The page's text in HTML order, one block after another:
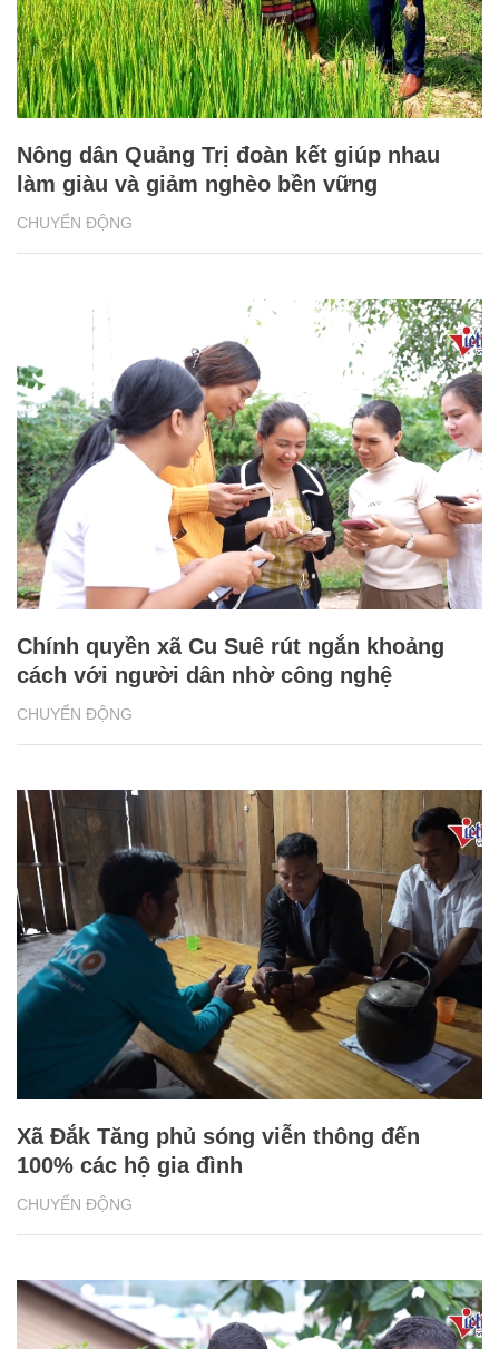
CHUYỂN ĐỘNG
Nông dân Quảng Trị đoàn kết giúp nhau
làm giàu và giảm nghèo bền vững
CHUYỂN ĐỘNG
Chính quyền xã Cu Suê rút ngắn khoảng
cách với người dân nhờ công nghệ
CHUYỂN ĐỘNG
Xã Đắk Tăng phủ sóng viễn thông đến
100% các hộ gia đình